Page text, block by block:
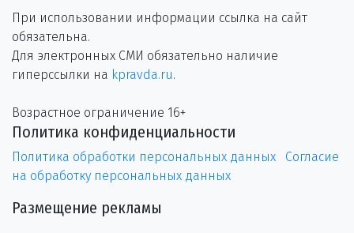
При использовании информации ссылка на сайт
обязательна.
Для электронных СМИ обязательно наличие
гиперссылки на kpravda.ru.
Возрастное ограничение 16+
Политика конфиденциальности
Политика обработки персональных данных
Согласие
на обработку персональных данных
Размещение рекламы